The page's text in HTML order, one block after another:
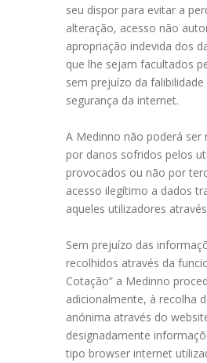
seu dispor para evitar a
alteração, acesso não
apropriação indevida dos
que lhe sejam facultados
sem prejuízo da
segurança da internet.
A Medinno não poderá ser
por danos sofridos pelos
provocados ou não por
acesso ilegítimo a dados
aqueles utilizadores
Sem prejuízo das
recolhidos através da
Cotação” a Medinno
adicionalmente, à recolha
anónima através do
designadamente
tipo browser internet